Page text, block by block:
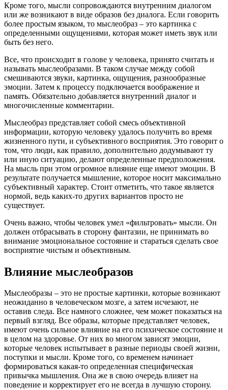
Кроме того, мысли сопровождаются внутренним диалогом
или же возникают в виде образов без диалога. Если говорить
более простым языком, то мыслеобраз – это картинка с
определенными ощущениями, которая может иметь звук или
быть без него.
Все, что происходит в голове у человека, принято считать и
называть мыслеобразами. В таком случае между собой
смешиваются звуки, картинка, ощущения, разнообразные
эмоции. Затем к процессу подключается воображение и
память. Обязательно добавляется внутренний диалог и
многочисленные комментарии.
Мыслеобраз представляет собой смесь объективной
информации, которую человеку удалось получить во время
жизненного пути, и субъективного восприятия. Это говорит о
том, что люди, как правило, дополнительно додумывают ту
или иную ситуацию, делают определенные предположения.
На мысль при этом огромное влияние еще имеют эмоции. В
результате получается мышление, которое носит максимально
субъективный характер. Стоит отметить, что такое является
нормой, ведь каких-то других вариантов просто не
существует.
Очень важно, чтобы человек умел «фильтровать» мысли. Он
должен отбрасывать в сторону фантазии, не принимать во
внимание эмоциональное состояние и стараться сделать свое
восприятие чистым и объективным.
Влияние мыслеобразов
Мыслеобразы – это не простые картинки, которые возникают
неожиданно в человеческом мозге, а затем исчезают, не
оставив следа. Все намного сложнее, чем может показаться на
первый взгляд. Все образы, которые представляет человек,
имеют очень сильное влияние на его психическое состояние и
в целом на здоровье. От них во многом зависят эмоции,
которые человек испытывает в разные периоды своей жизни,
поступки и мысли. Кроме того, со временем начинает
формироваться какая-то определенная специфическая
привычка мышления. Она же в свою очередь влияет на
поведение и корректирует его не всегда в лучшую сторону.